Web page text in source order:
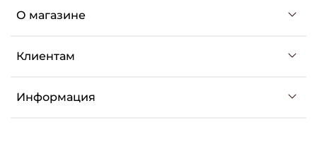
О магазине
Клиентам
Информация